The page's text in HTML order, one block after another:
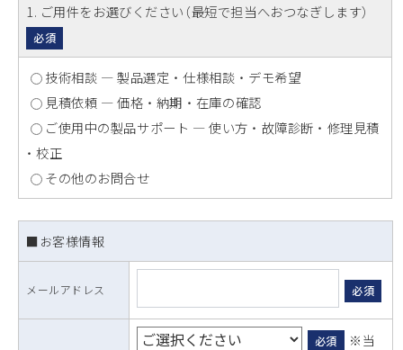
1 . ご用件をお選びください（最短で担当へおつなぎします）
必須
技術相談 ― 製品選定 ・ 仕様相談 ・ デモ希望
見積依頼 ― 価格 ・ 納期 ・ 在庫の確認
ご使用中の製品サポート ― 使い方 ・ 故障診断 ・ 修理見積
・ 校正
その他のお問合せ
■お客様情報
メールアドレス 必須
必須
※当